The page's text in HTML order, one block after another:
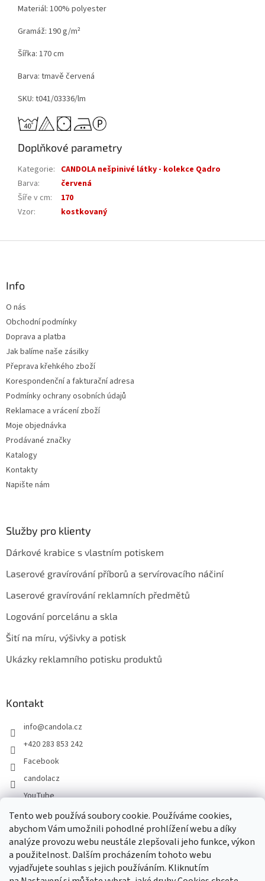
Tento web používá soubory cookie. Používáme cookies,
abychom Vám umožnili pohodlné prohlížení webu a díky
analýze provozu webu neustále zlepšovali jeho funkce, výkon
a použitelnost. Dalším procházením tohoto webu
vyjadřujete souhlas s jejich používáním. Kliknutím
Materiál: 100% polyester
Gramáž: 190 g/m²
Šířka: 170 cm
Barva: tmavě červená
SKU: t041/03336/lm
Doplňkové parametry
Kategorie: CANDOLA nešpinivé látky - kolekce Qadro
Barva:
červená
Šíře v cm:
170
Vzor: kostkovaný
Info
O nás
Obchodní podmínky
Doprava a platba
Jak balíme naše zásilky
Přeprava křehkého zboží
Korespondenční a fakturační adresa
Podmínky ochrany osobních údajů
Reklamace a vrácení zboží
Moje objednávka
Prodávané značky
Katalogy
Kontakty
Napište nám
Služby pro klienty
Dárkové krabice s vlastním potiskem
Laserové gravírování příborů a servírovacího náčiní
Laserové gravírování reklamních předmětů
Logování porcelánu a skla
Šití na míru, výšivky a potisk
Ukázky reklamního potisku produktů
Kontakt
info@candola.cz
+420 283 853 242
Facebook
candolacz
YouTube
Přijímáme online platby